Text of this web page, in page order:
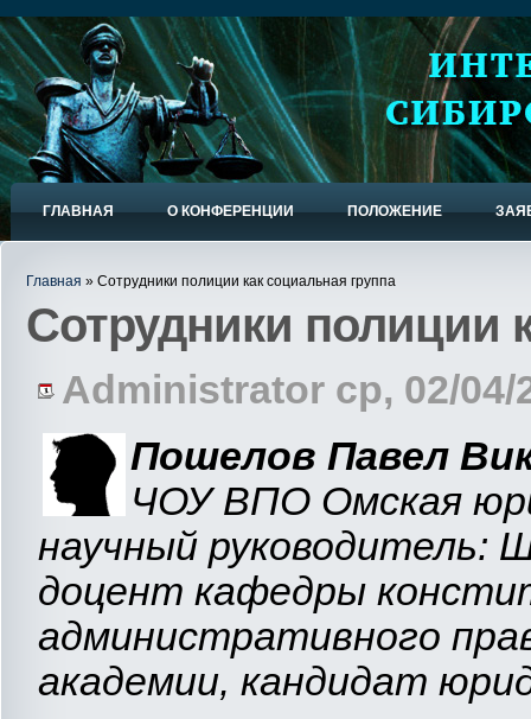
ГЛАВНАЯ О КОНФЕРЕНЦИИ ПОЛОЖЕНИЕ
Главная » Сотрудники полиции как социальная группа
Сотрудники полиции
Administrator ср, 02/04/
Пошелов Павел
ЧОУ ВПО Омская
научный руководитель:
доцент кафедры
административного
академии, кандидат